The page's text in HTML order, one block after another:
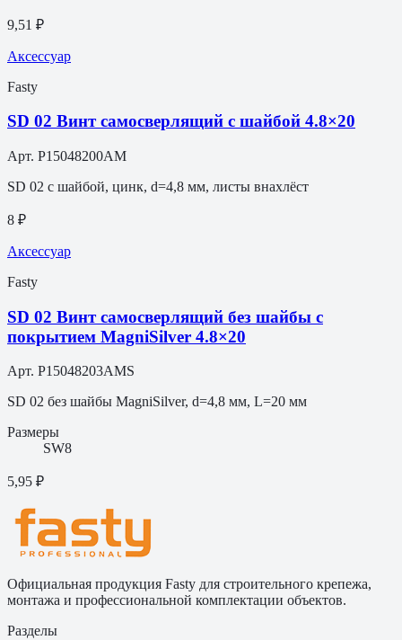
9,51 ₽
Аксессуар
Fasty
SD 02 Винт самосверлящий с шайбой 4.8×20
Арт. P15048200AM
SD 02 с шайбой, цинк, d=4,8 мм, листы внахлёст
8 ₽
Аксессуар
Fasty
SD 02 Винт самосверлящий без шайбы с
покрытием MagniSilver 4.8×20
Арт. P15048203AMS
SD 02 без шайбы MagniSilver, d=4,8 мм, L=20 мм
Размеры
SW8
5,95 ₽
Официальная продукция Fasty для строительного крепежа,
монтажа и профессиональной комплектации объектов.
Разделы